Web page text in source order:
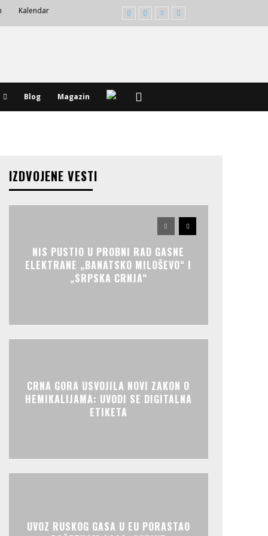
Kalendar
Blog Magazin
IZDVOJENE VESTI
NIS PUSTIO U PROBNI RAD GASNE
ELEKTRANE „BANATSKO MILOŠEVO“ I
„SRPSKA CRNJA“
CRNA GORA USVOJILA NOVI ZAKON O
HEMIKALIJAMA: UVODI SE DIGITALNA
ETIKETA
UVOZ RUSKOG GASA U EU PORASTAO